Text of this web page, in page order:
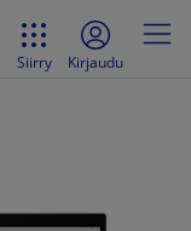
Siirry Kirjaudu